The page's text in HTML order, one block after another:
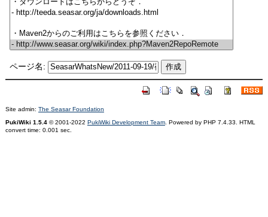
ページ名:
Site admin: The Seasar Foundation
PukiWiki 1.5.4© 2001-2022 PukiWiki Development Team. Powered by PHP 7.4.33. HTML
convert time: 0.001 sec.